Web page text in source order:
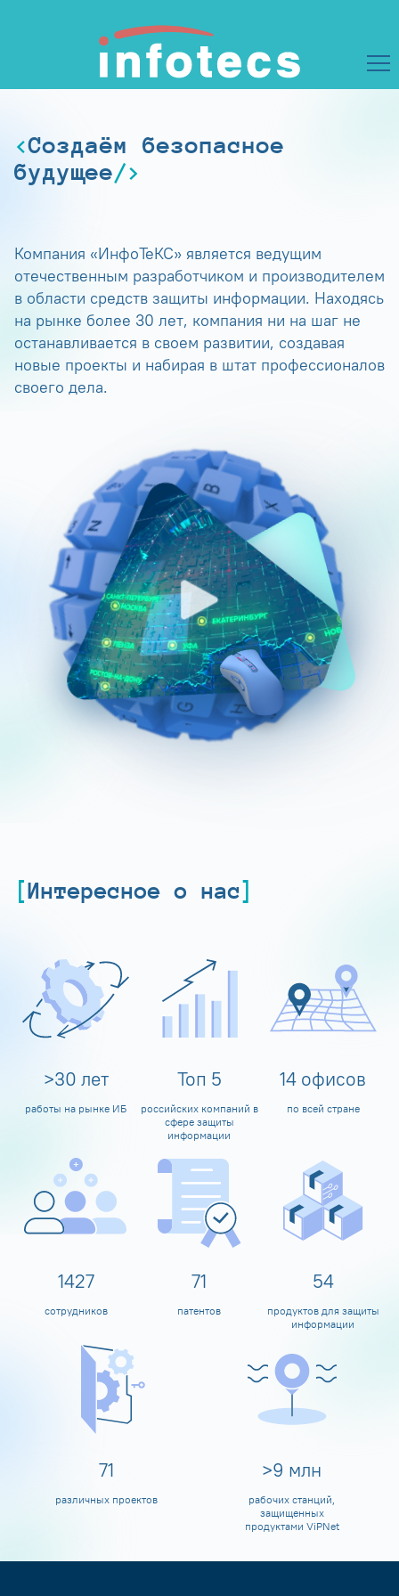
Создаём безопасное
будущее
Компания «ИнфоТеКС» является ведущим
отечественным разработчиком и производителем
в области средств защиты информации. Находясь
на рынке более 30 лет, компания ни на шаг не
останавливается в своем развитии, создавая
новые проекты и набирая в штат профессионалов
своего дела.
Интересное о нас
>30 лет
работы на рынке ИБ
Топ 5
российских компаний в
сфере защиты
информации
14 офисов
по всей стране
1595
сотрудников
80
патентов
60
продуктов для защиты
информации
80
различных проектов
>10 млн
рабочих станций,
защищенных
продуктами ViPNet